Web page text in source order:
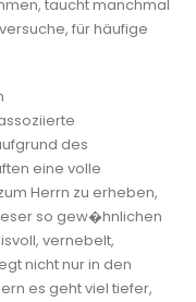
taucht manchmal
für häufige
des
eine volle
Herrn zu erheben,
so gew�hnlichen
vernebelt,
nicht nur in den
es geht viel tiefer,